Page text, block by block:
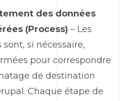
des données
(Process) – Les
sont, si nécessaire,
pour correspondre
de destination
Chaque étape de